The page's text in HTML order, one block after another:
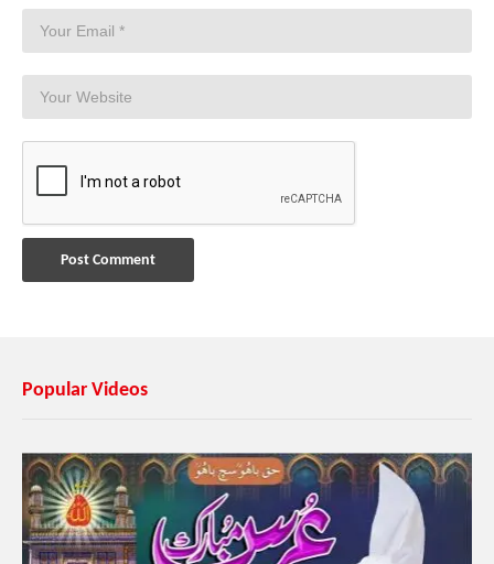
Popular Videos